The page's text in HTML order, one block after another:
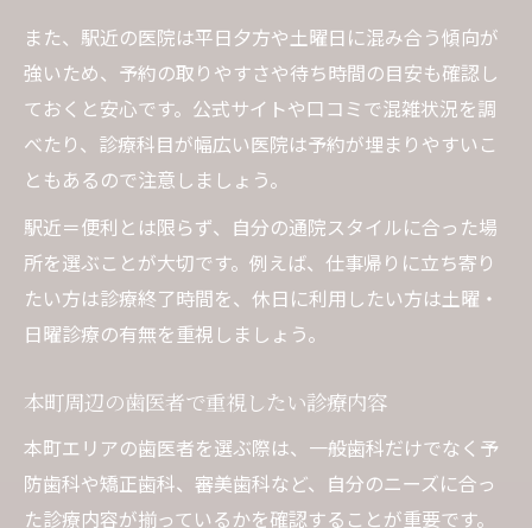
また、駅近の医院は平日夕方や土曜日に混み合う傾向が
強いため、予約の取りやすさや待ち時間の目安も確認し
ておくと安心です。公式サイトや口コミで混雑状況を調
べたり、診療科目が幅広い医院は予約が埋まりやすいこ
ともあるので注意しましょう。
駅近＝便利とは限らず、自分の通院スタイルに合った場
所を選ぶことが大切です。例えば、仕事帰りに立ち寄り
たい方は診療終了時間を、休日に利用したい方は土曜・
日曜診療の有無を重視しましょう。
本町周辺の歯医者で重視したい診療内容
本町エリアの歯医者を選ぶ際は、一般歯科だけでなく予
防歯科や矯正歯科、審美歯科など、自分のニーズに合っ
た診療内容が揃っているかを確認することが重要です。